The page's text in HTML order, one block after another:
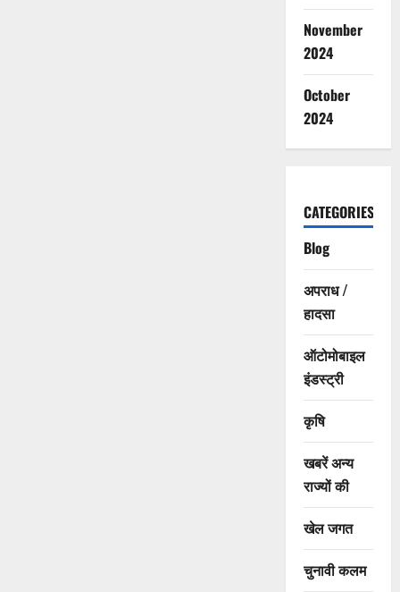
November
2024
October
2024
CATEGORIES
Blog
अपराध /
हादसा
ऑटोमोबाइल
इंडस्ट्री
कृषि
खबरें अन्य
राज्यों की
खेल जगत
चुनावी कलम